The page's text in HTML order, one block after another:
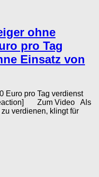
ohne
pro Tag
Einsatz von
Euro pro Tag verdienst
Zum Video Als
verdienen, klingt für